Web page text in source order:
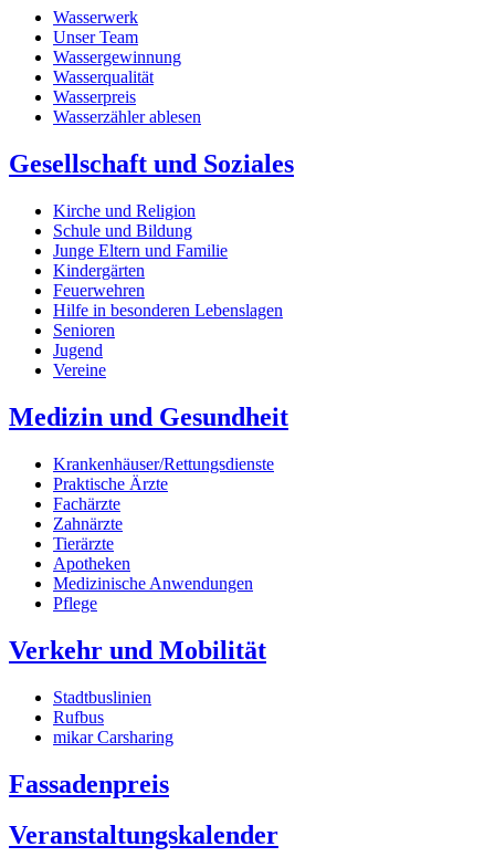
Wasserwerk
Unser Team
Wassergewinnung
Wasserqualität
Wasserpreis
Wasserzähler ablesen
Gesellschaft und Soziales
Kirche und Religion
Schule und Bildung
Junge Eltern und Familie
Kindergärten
Feuerwehren
Hilfe in besonderen Lebenslagen
Senioren
Jugend
Vereine
Medizin und Gesundheit
Krankenhäuser/Rettungsdienste
Praktische Ärzte
Fachärzte
Zahnärzte
Tierärzte
Apotheken
Medizinische Anwendungen
Pflege
Verkehr und Mobilität
Stadtbuslinien
Rufbus
mikar Carsharing
Fassadenpreis
Veranstaltungskalender